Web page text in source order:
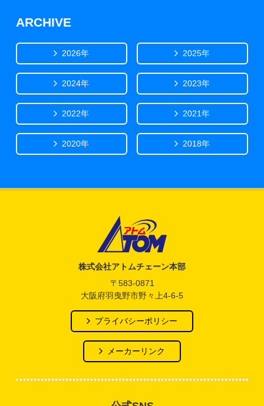
ARCHIVE
2026年 2025年
2024年 2023年
2022年 2021年
2020年 2018年
株式会社アトムチェーン本部
〒583-0871
大阪府羽曳野市野々上4-6-5
プライバシーポリシー
メーカーリンク